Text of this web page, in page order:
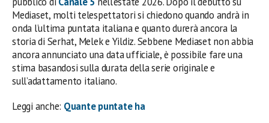
Mediaset, molti telespettatori si chiedono quando andrà in
onda l’ultima puntata italiana e quanto durerà ancora la
storia di Serhat, Melek e Yildiz. Sebbene Mediaset non abbia
ancora annunciato una data ufficiale, è possibile fare una
stima basandosi sulla durata della serie originale e
sull’adattamento italiano.
Leggi anche: Quante puntate ha